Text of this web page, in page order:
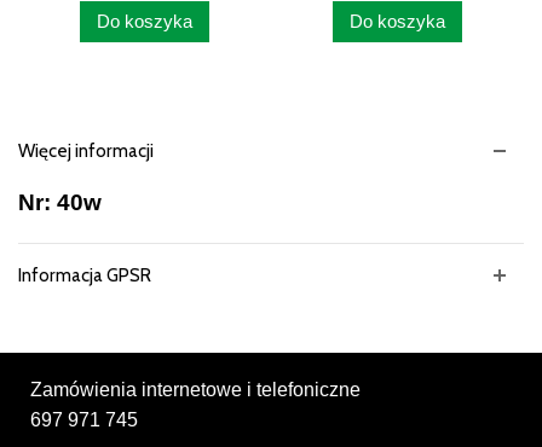
Do koszyka
Do koszyka
Więcej informacji
Nr: 40w
Informacja GPSR
Zamówienia internetowe i telefoniczne
697 971 745